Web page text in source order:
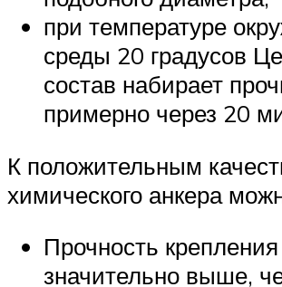
при температуре
среды 20 градусов
состав набирает
примерно через 20
К положительным
химического анкера
Прочность крепления
значительно выше,